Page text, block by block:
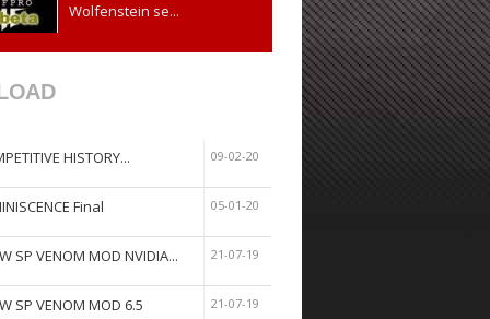
Wolfenstein se...
HISTORY... 09-02-20
Final 05-01-20
SP VENOM MOD NVIDIA... 21-07-19
SP VENOM MOD 6.5 21-07-19